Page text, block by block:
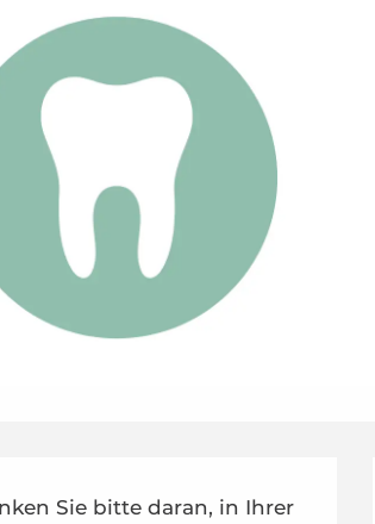
Sie bitte daran, in Ihrer